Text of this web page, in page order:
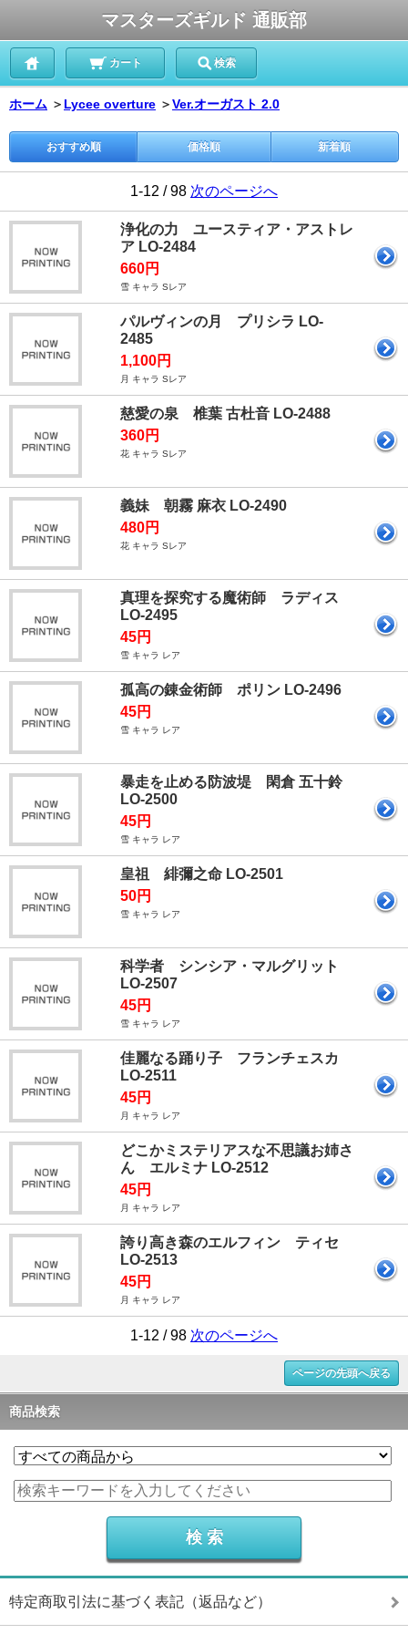
マスターズギルド 通販部
カート 検索
ホーム ＞ Lycee overture ＞Ver.オーガスト 2.0
おすすめ順 価格順 新着順
1-12 / 98 次のページへ
浄化の力 ユースティア・アストレ
ア LO-2484
660円
雪 キャラ Sレア
パルヴィンの月 プリシラ LO-
2485
1,100円
月 キャラ Sレア
慈愛の泉 椎葉 古杜音 LO-2488
360円
花 キャラ Sレア
義妹 朝霧 麻衣 LO-2490
480円
花 キャラ Sレア
真理を探究する魔術師 ラディス
LO-2495
45円
雪 キャラ レア
孤高の錬金術師 ポリン LO-2496
45円
雪 キャラ レア
暴走を止める防波堤 閑倉 五十鈴
LO-2500
45円
雪 キャラ レア
皇祖 緋彌之命 LO-2501
50円
雪 キャラ レア
科学者 シンシア・マルグリット
LO-2507
45円
雪 キャラ レア
佳麗なる踊り子 フランチェスカ
LO-2511
45円
月 キャラ レア
どこかミステリアスな不思議お姉さ
ん エルミナ LO-2512
45円
月 キャラ レア
誇り高き森のエルフィン ティセ
LO-2513
45円
月 キャラ レア
1-12 / 98 次のページへ
ページの先頭へ戻る
商品検索
特定商取引法に基づく表記（返品など）